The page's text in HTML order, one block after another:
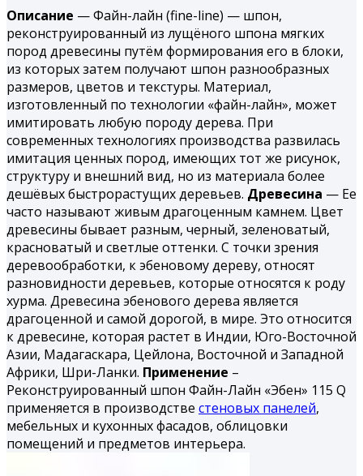
Описание — Файн-лайн (fine-line) — шпон,
реконструированный из лущёного шпона мягких
пород древесины путём формирования его в блоки,
из которых затем получают шпон разнообразных
размеров, цветов и текстуры. Материал,
изготовленный по технологии «файн-лайн», может
имитировать любую породу дерева. При
современных технологиях производства развилась
имитация ценных пород, имеющих тот же рисунок,
структуру и внешний вид, но из материала более
дешёвых быстрорастущих деревьев. Древесина — Ее
часто называют живым драгоценным камнем. Цвет
древесины бывает разным, черный, зеленоватый,
красноватый и светлые оттенки. С точки зрения
деревообработки, к эбеновому дереву, относят
разновидности деревьев, которые относятся к роду
хурма. Древесина эбенового дерева является
драгоценной и самой дорогой, в мире. Это относится
к древесине, которая растет в Индии, Юго-Восточной
Азии, Мадагаскара, Цейлона, Восточной и Западной
Африки, Шри-Ланки. Применение –
Реконструированный шпон Файн-Лайн «Эбен» 115 Q
применяется в производстве стеновых панелей,
мебельных и кухонных фасадов, облицовки
помещений и предметов интерьера.